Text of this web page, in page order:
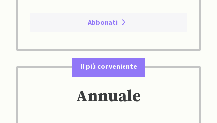
Abbonati
Il più conveniente
Annuale